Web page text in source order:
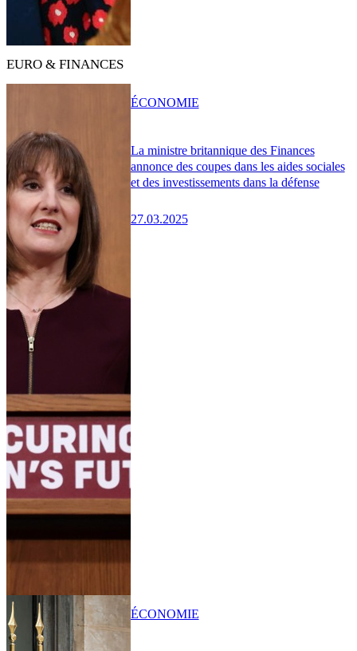
EURO & FINANCES
La ministre britannique des Finances
annonce des coupes dans les aides sociales
et des investissements dans la défense
27.03.2025
ÉCONOMIE
ÉCONOMIE